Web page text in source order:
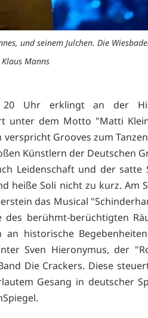
und seinem Julchen. Die
Manns
Uhr erklingt an der
unter dem Motto "Matti
Grooves zum
Künstlern der Deutschen
Leidenschaft und der satte
heiße Soli nicht zu kurz. Am
das Musical
berühmt-berüchtigten
historische
Sven Hieronymus, der
Die Crackers. Diese
Gesang in deutscher